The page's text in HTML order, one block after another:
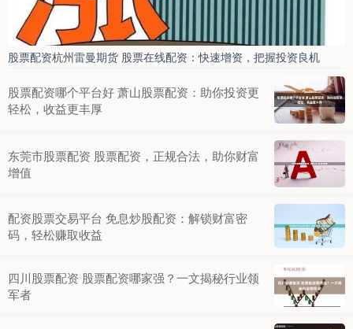
股票配资杭州雷曼期货 股票在线配资：快速增资，把握投资良机
股票配资哪个平台好 萧山股票配资：助你投资更
轻松，收益更丰厚
东莞市股票配资 股票配资，正规合法，助你财富
增值
配资股票交易平台 免息炒股配资：解锁财富密
码，轻松赚取收益
四川股票配资 股票配资哪家强？一文揭秘行业领
军者